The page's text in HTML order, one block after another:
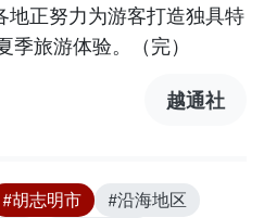
地正努力为游客打造独具特
旅游体验。（完）
越通社
#胡志明市
#沿海地区